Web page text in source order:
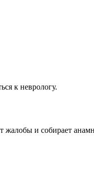
к неврологу.
жалобы и собирает